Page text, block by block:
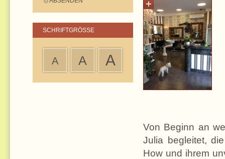
SCHRIFTGRÖSSE
A A A
Von Beginn an
Julia begleitet,
How und ihrem